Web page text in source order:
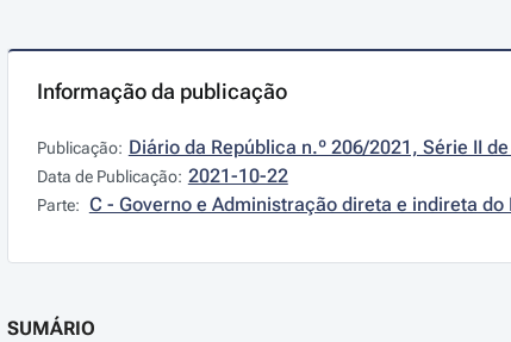
Informação da publicação
Publicação: Diário da República n.º 206/2021, Série II
Data de Publicação: 2021-10-22
Parte: C - Governo e Administração direta e indireta do
SUMÁRIO